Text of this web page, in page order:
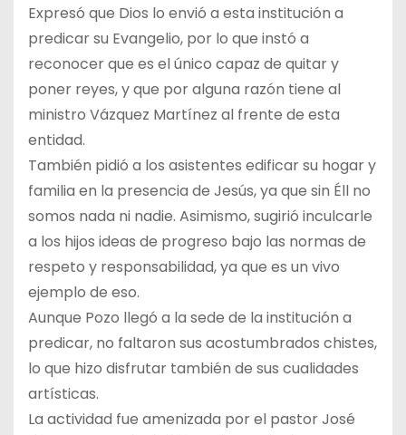
Expresó que Dios lo envió a esta institución a
predicar su Evangelio, por lo que instó a
reconocer que es el único capaz de quitar y
poner reyes, y que por alguna razón tiene al
ministro Vázquez Martínez al frente de esta
entidad.
También pidió a los asistentes edificar su hogar y
familia en la presencia de Jesús, ya que sin Éll no
somos nada ni nadie. Asimismo, sugirió inculcarle
a los hijos ideas de progreso bajo las normas de
respeto y responsabilidad, ya que es un vivo
ejemplo de eso.
Aunque Pozo llegó a la sede de la institución a
predicar, no faltaron sus acostumbrados chistes,
lo que hizo disfrutar también de sus cualidades
artísticas.
La actividad fue amenizada por el pastor José